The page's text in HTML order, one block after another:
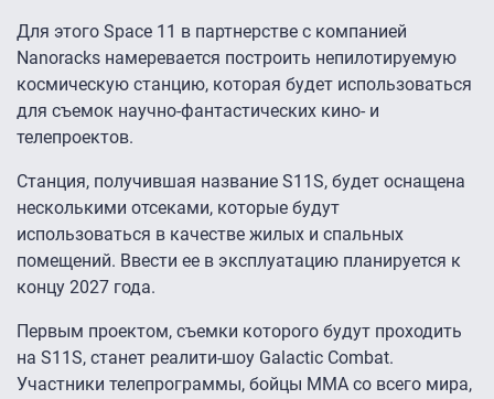
Для этого Space 11 в партнерстве с компанией
Nanoracks намеревается построить непилотируемую
космическую станцию, которая будет использоваться
для съемок научно-фантастических кино- и
телепроектов.
Станция, получившая название S11S, будет оснащена
несколькими отсеками, которые будут
использоваться в качестве жилых и спальных
помещений. Ввести ее в эксплуатацию планируется к
концу 2027 года.
Первым проектом, съемки которого будут проходить
на S11S, станет реалити-шоу Galactic Combat.
Участники телепрограммы, бойцы ММА со всего мира,